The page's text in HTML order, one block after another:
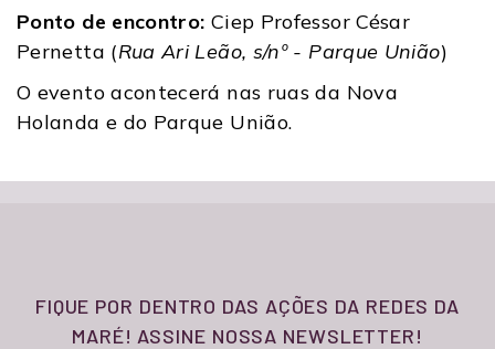
Ponto de encontro: Ciep Professor César
Pernetta (Rua Ari Leão, s/nº - Parque União)
O evento acontecerá nas ruas da Nova
Holanda e do Parque União.
FIQUE POR DENTRO DAS AÇÕES DA REDES DA
MARÉ! ASSINE NOSSA NEWSLETTER!